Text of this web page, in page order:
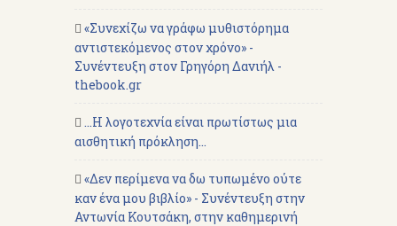
«Συνεχίζω να γράφω μυθιστόρημα
αντιστεκόμενος στον χρόνο» -
Συνέντευξη στον Γρηγόρη Δανιήλ -
thebook.gr
...Η λογοτεχνία είναι πρωτίστως μια
αισθητική πρόκληση...
«Δεν περίμενα να δω τυπωμένο ούτε
καν ένα μου βιβλίο» - Συνέντευξη στην
Αντωνία Κουτσάκη, στην καθημερινή